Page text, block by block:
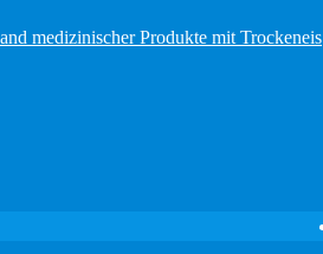
medizinischer Produkte mit Trockeneis